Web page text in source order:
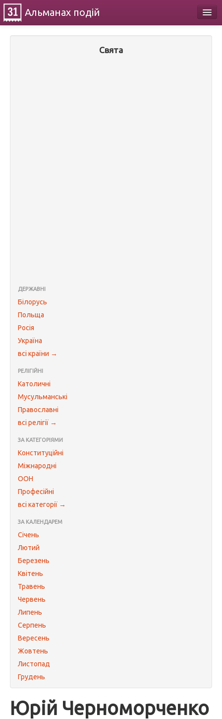
Альманах подій
Свята
ДЕРЖАВНІ
Білорусь
Польща
Росія
Україна
всі країни →
РЕЛІГІЙНІ
Католичні
Мусульманські
Православні
всі релігії →
ЗА КАТЕГОРІЯМИ
Конституційні
Міжнародні
ООН
Професійні
всі категорії →
ЗА КАЛЕНДАРЕМ
Січень
Лютий
Березень
Квітень
Травень
Червень
Липень
Серпень
Вересень
Жовтень
Листопад
Грудень
Юрій Черноморченко